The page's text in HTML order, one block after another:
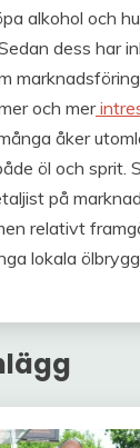
alkohol och
dess har
och mer
åker
öl och sprit.
på
relativt
lokala